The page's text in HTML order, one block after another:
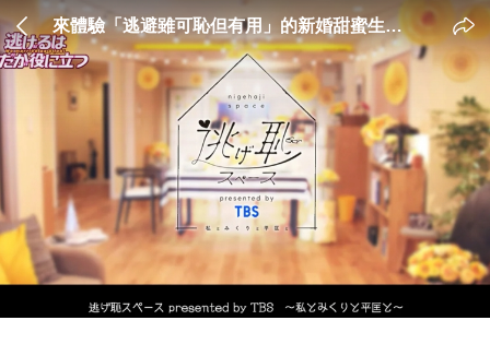
來體驗「逃避雖可恥但有用」的新婚甜蜜生活
吧！可以租借100%還原的劇中場景？！